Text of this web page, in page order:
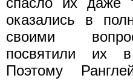
оказались в
своими
посвятили их
Поэтому